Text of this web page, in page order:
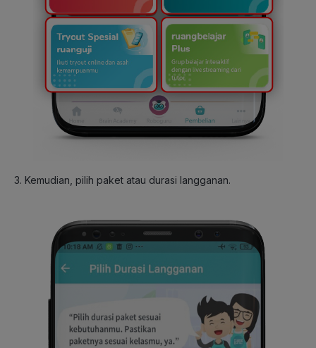
3. Kemudian, pilih paket atau durasi langganan.